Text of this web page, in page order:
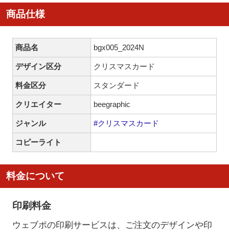
商品仕様
商品名 bgx005_2024N
デザイン区分 クリスマスカード
料金区分 スタンダード
クリエイター beegraphic
ジャンル #クリスマスカード
コピーライト
料金について
印刷料金
ウェブポの印刷サービスは、ご注文のデザインや印